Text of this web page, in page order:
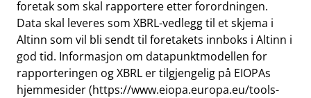
foretak som skal rapportere etter forordningen.
Data skal leveres som XBRL-vedlegg til et skjema i
Altinn som vil bli sendt til foretakets innboks i Altinn i
god tid. Informasjon om datapunktmodellen for
rapporteringen og XBRL er tilgjengelig på EIOPAs
hjemmesider (https://www.eiopa.europa.eu/tools-